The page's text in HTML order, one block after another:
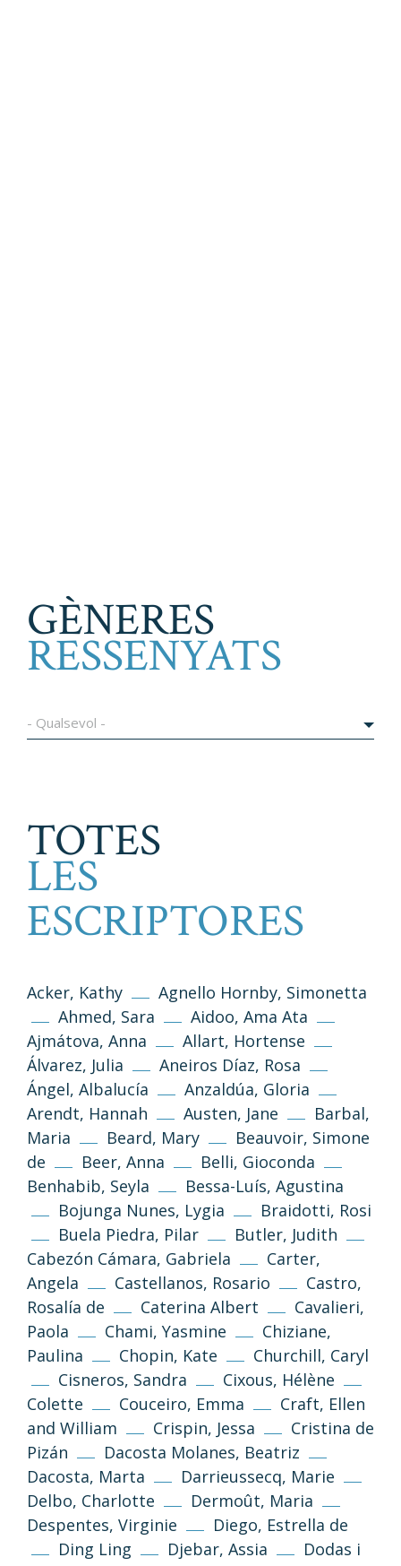
GÈNERES
RESSENYATS
- Qualsevol -
TOTES
LES
ESCRIPTORES
Acker, Kathy
Agnello Hornby, Simonetta
Ahmed, Sara
Aidoo, Ama Ata
Ajmátova, Anna
Allart, Hortense
Álvarez, Julia
Aneiros Díaz, Rosa
Ángel, Albalucía
Anzaldúa, Gloria
Arendt, Hannah
Austen, Jane
Barbal,
Maria
Beard, Mary
Beauvoir, Simone
de
Beer, Anna
Belli, Gioconda
Benhabib, Seyla
Bessa-Luís, Agustina
Bojunga Nunes, Lygia
Braidotti, Rosi
Buela Piedra, Pilar
Butler, Judith
Cabezón Cámara, Gabriela
Carter,
Angela
Castellanos, Rosario
Castro,
Rosalía de
Caterina Albert
Cavalieri,
Paola
Chami, Yasmine
Chiziane,
Paulina
Chopin, Kate
Churchill, Caryl
Cisneros, Sandra
Cixous, Hélène
Colette
Couceiro, Emma
Craft, Ellen
and William
Crispin, Jessa
Cristina de
Pizán
Dacosta Molanes, Beatriz
Dacosta, Marta
Darrieussecq, Marie
Delbo, Charlotte
Dermoût, Maria
Despentes, Virginie
Diego, Estrella de
Ding Ling
Djebar, Assia
Dodas i